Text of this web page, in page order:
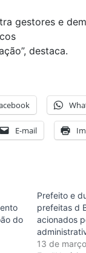
gestores e
destaca.
E-mail
do
Prefeito e
prefeitas d
acionados
13 de